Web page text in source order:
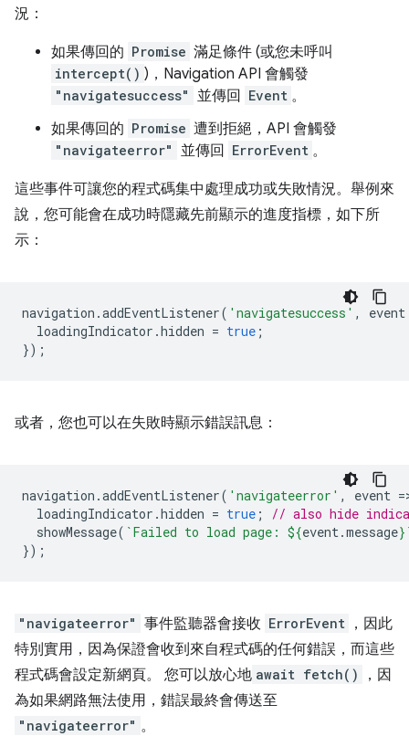
況：
如果傳回的 Promise 滿足條件 (或您未呼叫
intercept() )，Navigation API 會觸發
"navigatesuccess" 並傳回 Event 。
如果傳回的 Promise 遭到拒絕，API 會觸發
"navigateerror" 並傳回 ErrorEvent 。
這些事件可讓您的程式碼集中處理成功或失敗情況。舉例來
說，您可能會在成功時隱藏先前顯示的進度指標，如下所
示：
navigation .addEventListener( 'navigatesuccess' ,
event
loadingIndicator .hidden = true ;
});
或者，您也可以在失敗時顯示錯誤訊息：
navigation .addEventListener( 'navigateerror' , event =
loadingIndicator .hidden = true ;
// also hide
showMessage( `Failed to load page: ${event.message}
});
"navigateerror" 事件監聽器會接收 ErrorEvent ，因此
特別實用，因為保證會收到來自程式碼的任何錯誤，而這些
程式碼會設定新網頁。 您可以放心地 await fetch()
，因
為如果網路無法使用，錯誤最終會傳送至
"navigateerror" 。